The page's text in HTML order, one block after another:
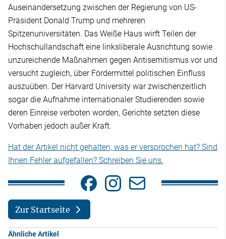
Auseinandersetzung zwischen der Regierung von US-
Präsident Donald Trump und mehreren
Spitzenuniversitäten. Das Weiße Haus wirft Teilen der
Hochschullandschaft eine linksliberale Ausrichtung sowie
unzureichende Maßnahmen gegen Antisemitismus vor und
versucht zugleich, über Fördermittel politischen Einfluss
auszuüben. Der Harvard University war zwischenzeitlich
sogar die Aufnahme internationaler Studierenden sowie
deren Einreise verboten worden, Gerichte setzten diese
Vorhaben jedoch außer Kraft.
Hat der Artikel nicht gehalten, was er versprochen hat? Sind
Ihnen Fehler aufgefallen? Schreiben Sie uns.
Zur Startseite
Ähnliche Artikel